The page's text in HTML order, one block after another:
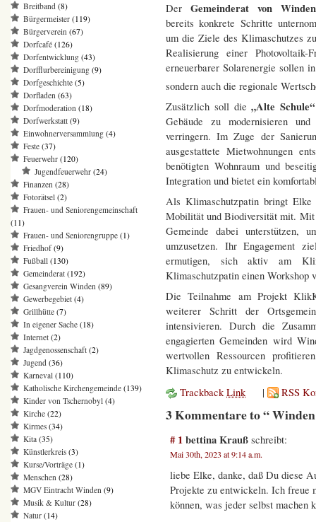
DerGemeinderat von Winden
bereits konkrete Schritte
um die Ziele des Klimaschutzes
Realisierung einer
erneuerbarer Solarenergie sollen
sondern auch die regionale
Zusätzlich soll die„Alte Schule“
Gebäude zu modernisieren
verringern. Im Zuge der
ausgestattete Mietwohnungen
benötigten Wohnraum und
Integration und bietet ein
Als Klimaschutzpatin bringt Elke
Mobilität und Biodiversität mit.
Gemeinde dabei unterstützen,
umzusetzen. Ihr Engagement
ermutigen, sich aktiv am
Klimaschutzpatin einen Workshop
Die Teilnahme am Projekt
weiterer Schritt der
intensivieren. Durch die
engagierten Gemeinden wird
wertvollen Ressourcen
Klimaschutz zu entwickeln.
TrackbackLink | RSS
3 Kommentare to “
# 1bettina Krauß schreibt:
Mai 30th, 2023 at 9:14 a.m.
liebe Elke, danke, daß Du diese
Projekte zu entwickeln. Ich freue
können, was jeder selbst machen
Breitband (8)
Bürgermeister (119)
Bürgerverein (67)
Dorfcafé (126)
Dorfentwicklung (43)
Dorfflurbereinigung (9)
Dorfgeschichte (5)
Dorfladen (63)
Dorfmoderation (18)
Dorfwerkstatt (9)
Einwohnerversammlung (4)
Feste (37)
Feuerwehr (120)
Jugendfeuerwehr (24)
Finanzen (28)
Fotorätsel (2)
Frauen- und Seniorengemeinschaft
(11)
Frauen- und Seniorengruppe (1)
Friedhof(9)
Fußball (130)
Gemeinderat (192)
Gesangverein Winden (89)
Gewerbegebiet (4)
Grillhütte (7)
In eigener Sache (18)
Internet (2)
Jagdgenossenschaft (2)
Jugend (36)
Karneval (110)
Katholische Kirchengemeinde (139)
Kinder von Tschernobyl (4)
Kirche (22)
Kirmes (34)
Kita (35)
Künstlerkreis (3)
Kurse/Vorträge (1)
Menschen (28)
MGV Eintracht Winden (9)
Musik & Kultur (28)
Natur (14)